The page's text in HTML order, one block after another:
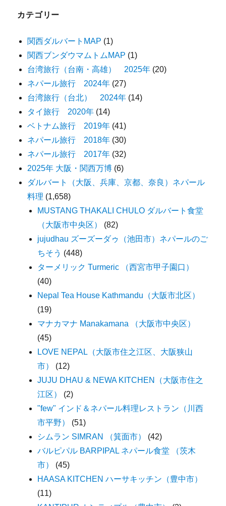
カテゴリー
関西ダルバートMAP (1)
関西ブンダウマムトムMAP (1)
台湾旅行（台南・高雄） 2025年 (20)
ネパール旅行 2024年 (27)
台湾旅行（台北） 2024年 (14)
タイ旅行 2020年 (14)
ベトナム旅行 2019年 (41)
ネパール旅行 2018年 (30)
ネパール旅行 2017年 (32)
2025年 大阪・関西万博 (6)
ダルバート（大阪、兵庫、京都、奈良）ネパール
料理 (1,658)
MUSTANG THAKALI CHULO ダルバート食堂
（大阪市中央区）
(82)
jujudhau ズーズーダゥ（池田市）ネパールのご
ちそう (448)
ターメリック Turmeric （西宮市甲子園口）
(40)
Nepal Tea House Kathmandu（大阪市北区）
(19)
マナカマナ Manakamana （大阪市中央区）
(45)
LOVE NEPAL（大阪市住之江区、大阪狭山
市）
(12)
JUJU DHAU & NEWA KITCHEN（大阪市住之
江区）
(2)
"few" インド＆ネパール料理レストラン（川西
市平野）
(51)
シムラン SIMRAN （箕面市）
(42)
バルピパル BARPIPAL ネパール食堂 （茨木
市）
(45)
HAASA KITCHEN ハーサキッチン（豊中市）
(11)